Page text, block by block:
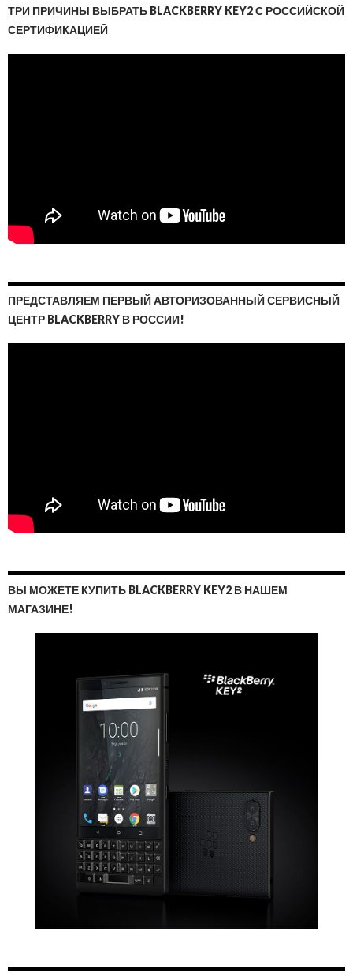
ТРИ ПРИЧИНЫ ВЫБРАТЬ BLACKBERRY KEY2 С РОССИЙСКОЙ
СЕРТИФИКАЦИЕЙ
ПРЕДСТАВЛЯЕМ ПЕРВЫЙ АВТОРИЗОВАННЫЙ СЕРВИСНЫЙ
ЦЕНТР BLACKBERRY В РОССИИ!
ВЫ МОЖЕТЕ КУПИТЬ BLACKBERRY KEY2 В НАШЕМ
МАГАЗИНЕ!